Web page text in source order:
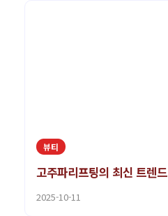
뷰티
고주파리프팅의 최신 트렌드
2025-10-11